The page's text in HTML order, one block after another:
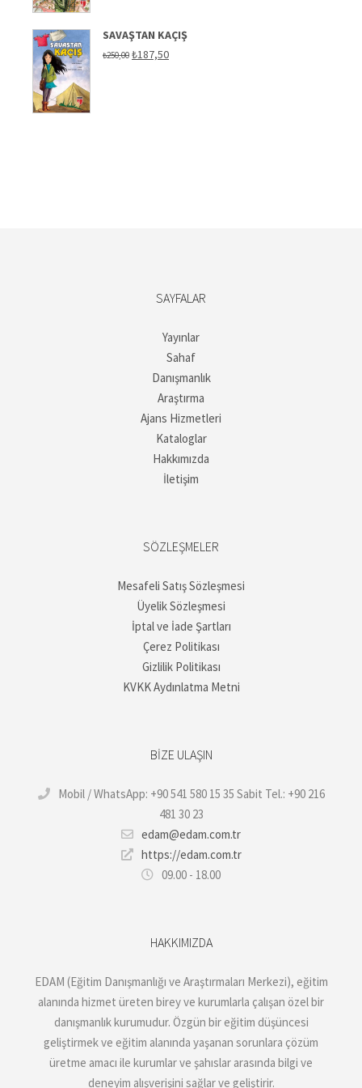
SAVAŞTAN KAÇIŞ
₺250,00 Orijinal
fiyat:
₺187,50Şu
andaki
SAYFALAR
Yayınlar
Sahaf
Danışmanlık
Araştırma
Ajans Hizmetleri
Kataloglar
Hakkımızda
İletişim
SÖZLEŞMELER
Mesafeli Satış Sözleşmesi
Üyelik Sözleşmesi
İptal ve İade Şartları
Çerez Politikası
Gizlilik Politikası
KVKK Aydınlatma Metni
BIZE ULAŞIN
Mobil / WhatsApp: +90 541 580 15 35 Sabit Tel.: +90 216
481 30 23
edam@edam.com.tr
https://edam.com.tr
09.00 - 18.00
HAKKIMIZDA
EDAM (Eğitim Danışmanlığı ve Araştırmaları Merkezi), eğitim
alanında hizmet üreten birey ve kurumlarla çalışan özel bir
danışmanlık kurumudur. Özgün bir eğitim düşüncesi
geliştirmek ve eğitim alanında yaşanan sorunlara çözüm
üretme amacı ile kurumlar ve şahıslar arasında bilgi ve
deneyim alışverişini sağlar ve geliştirir.